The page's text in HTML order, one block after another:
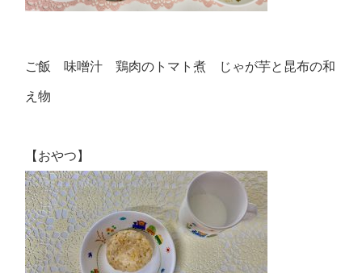
ご飯 味噌汁 鶏肉のトマト煮 じゃが芋と昆布の和
え物
【おやつ】